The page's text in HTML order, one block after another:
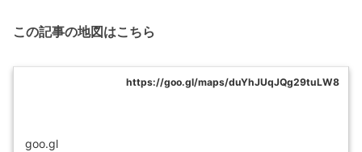
この記事の地図はこちら
https://goo.gl/maps/duYhJUqJQg29tuLW8
goo.gl